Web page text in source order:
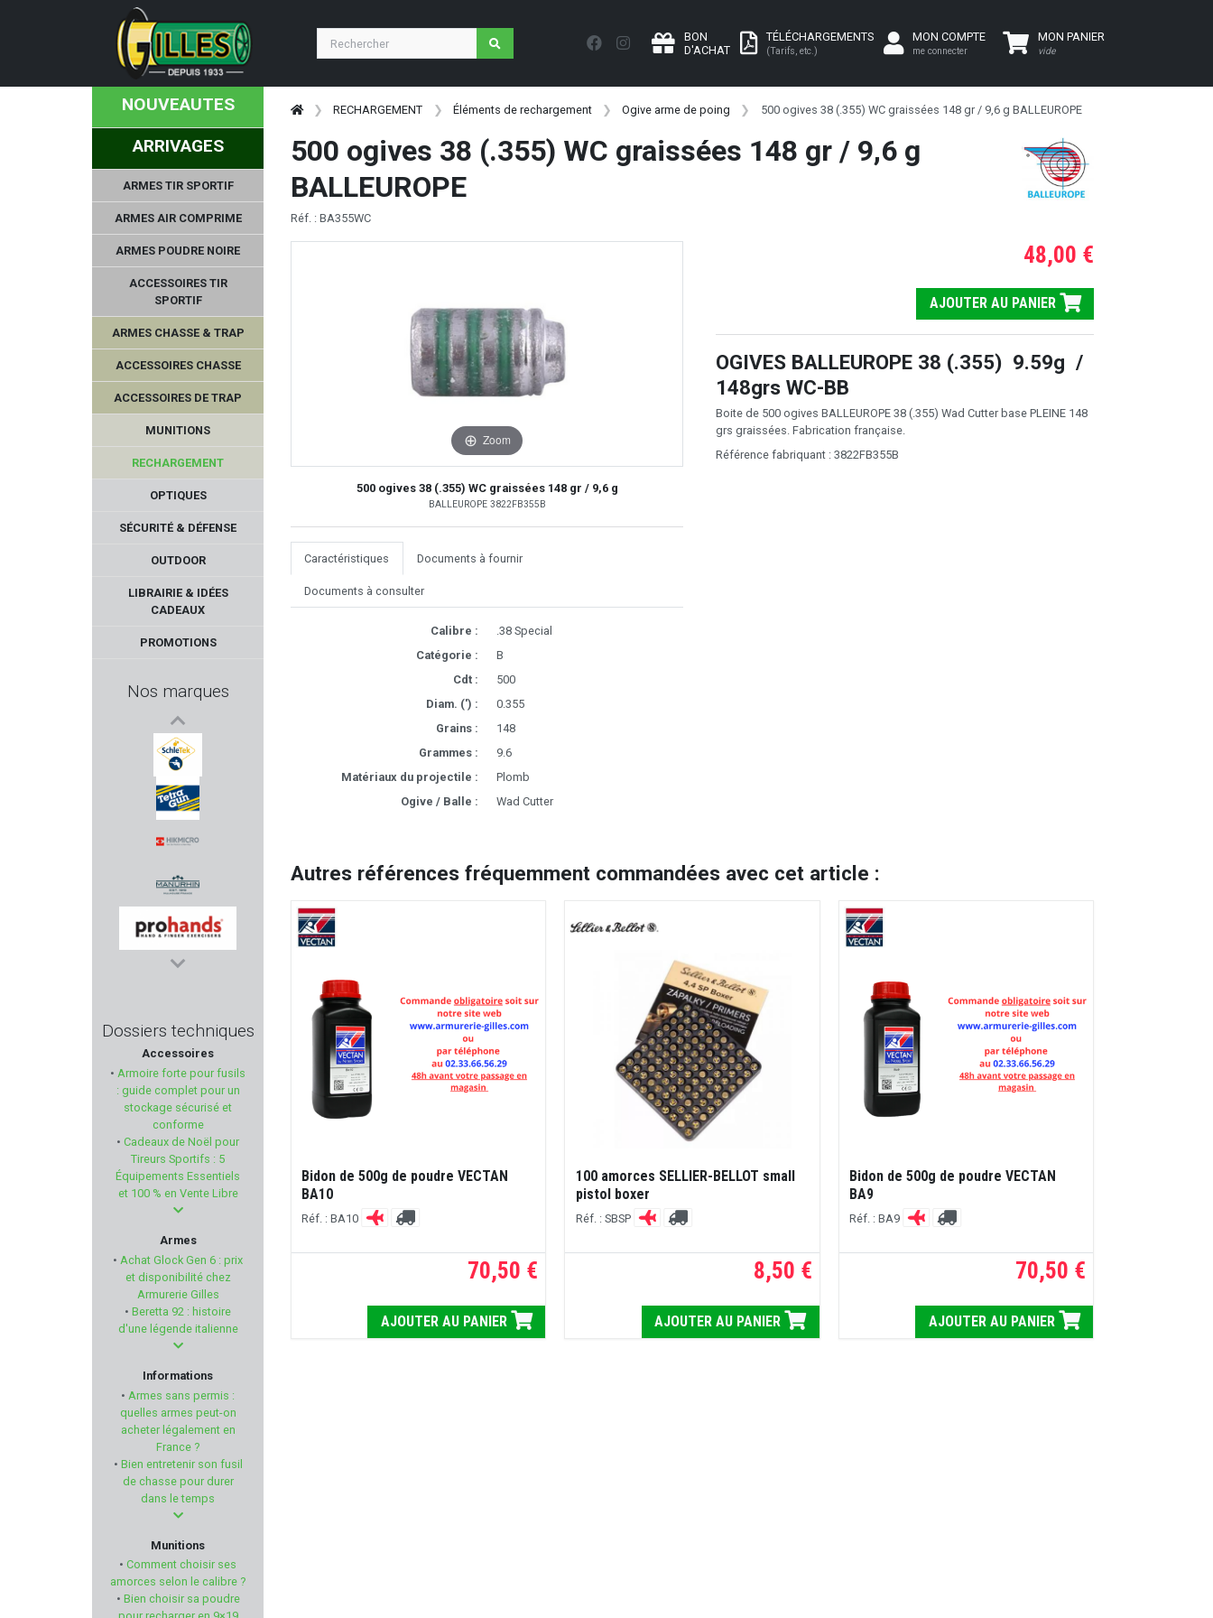
BON
D'ACHAT
TÉLÉCHARGEMENTS
(Tarifs, etc.)
MON COMPTE
me connecter
MON PANIER
vide
NOUVEAUTES
ARRIVAGES
ARMES TIR SPORTIF
ARMES AIR COMPRIME
ARMES POUDRE NOIRE
ACCESSOIRES TIR
SPORTIF
ARMES CHASSE & TRAP
ACCESSOIRES CHASSE
ACCESSOIRES DE TRAP
MUNITIONS
RECHARGEMENT
OPTIQUES
SÉCURITÉ & DÉFENSE
OUTDOOR
LIBRAIRIE & IDÉES
CADEAUX
PROMOTIONS
Nos marques
AIMPOINT
SCHLETEK
TETRA GUN
HIKMICRO
MANURHIN
PROHANDS
WORK SHARP
SPYPOINT
DPM SYSTEMS
WATCHTOWER
TREELAND
THOMPSON/CENTER
ARKEN OPTICS
GGG
FABARM
ATS AMMUNITION
Dossiers techniques
Accessoires
• Armoire forte pour fusils
: guide complet pour un
stockage sécurisé et
conforme
• Cadeaux de Noël pour
Tireurs Sportifs : 5
Équipements Essentiels
et 100 % en Vente Libre
Armes
• Achat Glock Gen 6 : prix
et disponibilité chez
Armurerie Gilles
• Beretta 92 : histoire
d'une légende italienne
Informations
• Armes sans permis :
quelles armes peut-on
acheter légalement en
France ?
• Bien entretenir son fusil
de chasse pour durer
dans le temps
Munitions
• Comment choisir ses
amorces selon le calibre ?
• Bien choisir sa poudre
RECHARGEMENT Éléments de rechargement Ogive arme de poing 500 ogives 38 (.355) WC graissées 148 gr / 9,6 g BALLEUROPE
500 ogives 38 (.355) WC graissées 148 gr / 9,6 g
BALLEUROPE
Réf. : BA355WC
Zoom
500 ogives 38 (.355) WC graissées 148 gr / 9,6 g
BALLEUROPE 3822FB355B
Caractéristiques Documents à fournir
Documents à consulter
Calibre :
.38 Special
Catégorie :
B
Cdt :
500
Diam. (') :
0.355
Grains :
148
Grammes :
9.6
Matériaux du projectile :
Plomb
Ogive / Balle :
Wad Cutter
48,00 €
AJOUTER AU PANIER
OGIVES BALLEUROPE 38 (.355) 9.59g /
148grs WC-BB
Boite de 500 ogives BALLEUROPE 38 (.355) Wad Cutter base PLEINE 148
grs graissées. Fabrication française.
Référence fabriquant : 3822FB355B
Autres références fréquemment commandées avec cet article :
Bidon de 500g de poudre VECTAN
BA10
Réf. : BA10
70,50 €
AJOUTER AU PANIER
100 amorces SELLIER-BELLOT small
pistol boxer
Réf. : SBSP
8,50 €
AJOUTER AU PANIER
Bidon de 500g de poudre VECTAN
BA9
Réf. : BA9
70,50 €
AJOUTER AU PANIER